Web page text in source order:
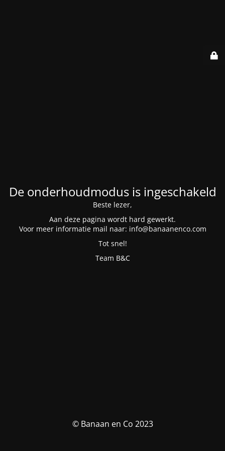
De onderhoudmodus is ingeschakeld
Beste lezer,
Aan deze pagina wordt hard gewerkt.
Voor meer informatie mail naar: info@banaanenco.com
Tot snel!
Team B&C
© Banaan en Co 2023